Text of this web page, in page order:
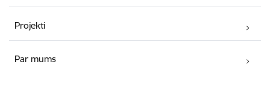
Projekti
Par mums